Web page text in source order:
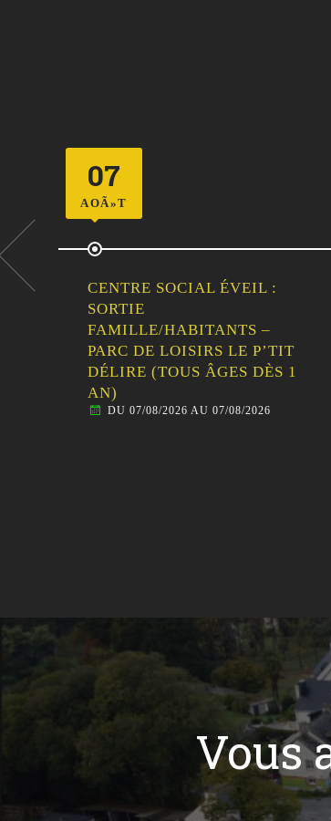
11
AOÃ»T
CENTRE SOCIAL ÉVEIL :
LES ATELIERS EN FAMILLE
/ INITIATION AU CIRQUE
DU 11/08/2026 AU 11/08/2026
Vous